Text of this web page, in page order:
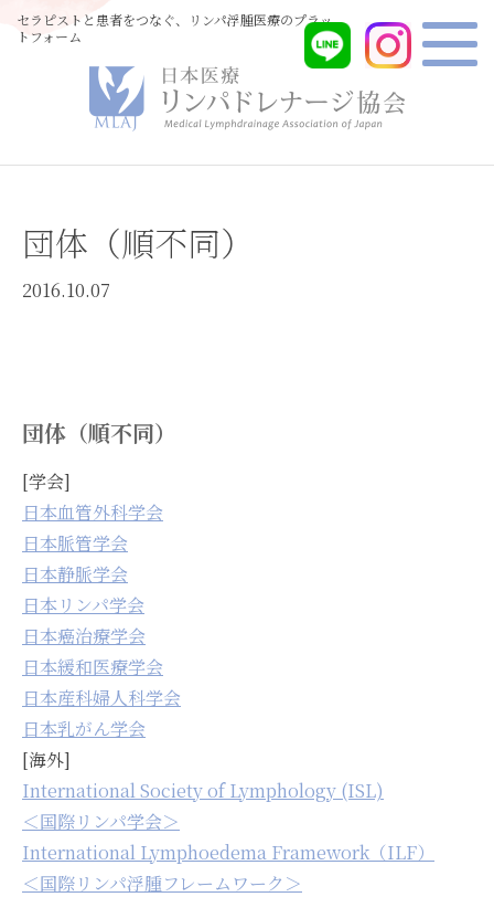
セラピストと患者をつなぐ、リンパ浮腫医療のプラッ
トフォーム
団体（順不同）
2016.10.07
団体（順不同）
[学会]
日本血管外科学会
日本脈管学会
日本静脈学会
日本リンパ学会
日本癌治療学会
日本緩和医療学会
日本産科婦人科学会
日本乳がん学会
[海外]
International Society of Lymphology (ISL)
＜国際リンパ学会＞
International Lymphoedema Framework（ILF）
＜国際リンパ浮腫フレームワーク＞